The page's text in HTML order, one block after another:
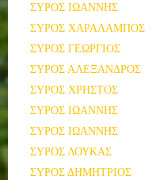
ΣΥΡΟΣ ΙΩΑΝΝΗΣ
ΣΥΡΟΣ ΧΑΡΑΛΑΜΠΟΣ
ΣΥΡΟΣ ΓΕΩΡΓΙΟΣ
ΣΥΡΟΣ ΑΛΕΞΑΝΔΡΟΣ
ΣΥΡΟΣ ΧΡΗΣΤΟΣ
ΣΥΡΟΣ ΙΩΑΝΝΗΣ
ΣΥΡΟΣ ΙΩΑΝΝΗΣ
ΣΥΡΟΣ ΛΟΥΚΑΣ
ΣΥΡΟΣ ΔΗΜΗΤΡΙΟΣ